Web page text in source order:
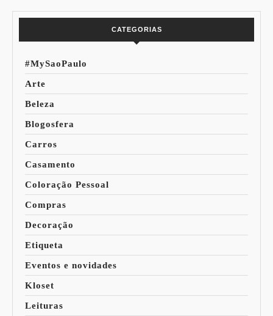
CATEGORIAS
#MySaoPaulo
Arte
Beleza
Blogosfera
Carros
Casamento
Coloração Pessoal
Compras
Decoração
Etiqueta
Eventos e novidades
Kloset
Leituras